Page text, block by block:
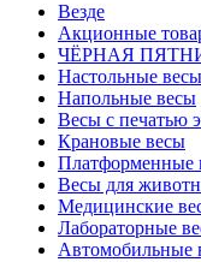
Везде
Акционные
ЧЁРНАЯ
Настольные весы
Напольные весы
Весы с печатью
Крановые весы
Платформенные
Весы для
Медицинские
Лабораторные
Автомобильные